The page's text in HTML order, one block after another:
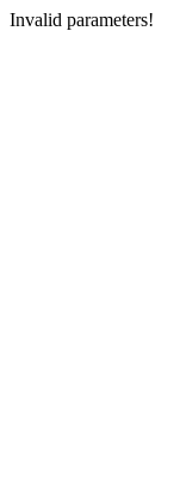
Invalid parameters!